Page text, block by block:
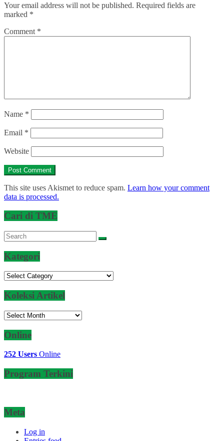
Your email address will not be published. Required fields are
marked *
Comment *
Name *
Email *
Website
This site uses Akismet to reduce spam. Learn how your comment
data is processed.
Cari di TME
Kategori
Kategori
Koleksi Artikel
Koleksi
Online
252 Users Online
Program Terkini
Meta
Log in